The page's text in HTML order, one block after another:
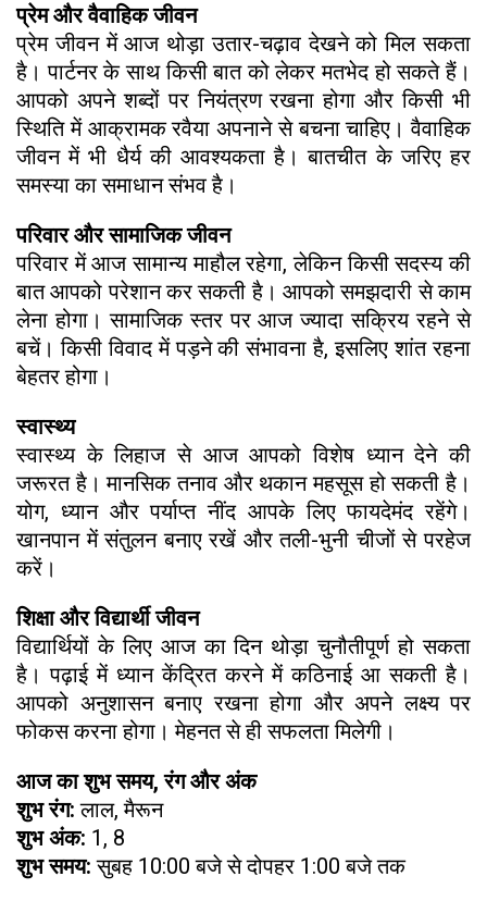
प्रेम और वैवाहिक जीवन
प्रेम जीवन में आज थोड़ा उतार-चढ़ाव देखने को मिल सकता
है। पार्टनर के साथ किसी बात को लेकर मतभेद हो सकते हैं।
आपको अपने शब्दों पर नियंत्रण रखना होगा और किसी भी
स्थिति में आक्रामक रवैया अपनाने से बचना चाहिए। वैवाहिक
जीवन में भी धैर्य की आवश्यकता है। बातचीत के जरिए हर
समस्या का समाधान संभव है।
परिवार और सामाजिक जीवन
परिवार में आज सामान्य माहौल रहेगा, लेकिन किसी सदस्य की
बात आपको परेशान कर सकती है। आपको समझदारी से काम
लेना होगा। सामाजिक स्तर पर आज ज्यादा सक्रिय रहने से
बचें। किसी विवाद में पड़ने की संभावना है, इसलिए शांत रहना
बेहतर होगा।
स्वास्थ्य
स्वास्थ्य के लिहाज से आज आपको विशेष ध्यान देने की
जरूरत है। मानसिक तनाव और थकान महसूस हो सकती है।
योग, ध्यान और पर्याप्त नींद आपके लिए फायदेमंद रहेंगे।
खानपान में संतुलन बनाए रखें और तली-भुनी चीजों से परहेज
करें।
शिक्षा और विद्यार्थी जीवन
विद्यार्थियों के लिए आज का दिन थोड़ा चुनौतीपूर्ण हो सकता
है। पढ़ाई में ध्यान केंद्रित करने में कठिनाई आ सकती है।
आपको अनुशासन बनाए रखना होगा और अपने लक्ष्य पर
फोकस करना होगा। मेहनत से ही सफलता मिलेगी।
आज का शुभ समय, रंग और अंक
शुभ रंग:लाल, मैरून
शुभ अंक: 1, 8
शुभ समय:सुबह 10:00 बजे से दोपहर 1:00 बजे तक